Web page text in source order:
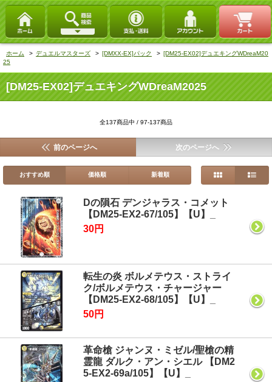
ホーム > デュエルマスターズ > [DMXX-EX]パック > [DM25-EX02]デュエキングWDreaM20
25
[DM25-EX02]デュエキングWDreaM2025
全137商品中 / 97-137商品
前のページへ 次のページへ
おすすめ順 価格順 新着順
Dの隕石 デンジャラス・コメット
【DM25-EX2-67/105】【U】_
30円
転生の炎 ボルメテウス・ストライ
ク/ボルメテウス・チャージャー
【DM25-EX2-68/105】【U】_
50円
革命槍 ジャンヌ・ミゼル/聖槍の精
霊龍 ダルク・アン・シエル 【DM2
5-EX2-69a/105】【U】_